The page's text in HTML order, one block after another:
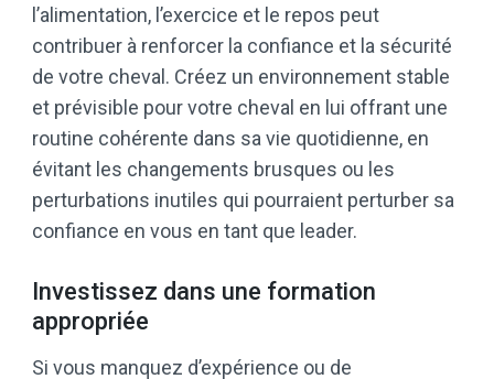
l’alimentation, l’exercice et le repos peut
contribuer à renforcer la confiance et la sécurité
de votre cheval. Créez un environnement stable
et prévisible pour votre cheval en lui offrant une
routine cohérente dans sa vie quotidienne, en
évitant les changements brusques ou les
perturbations inutiles qui pourraient perturber sa
confiance en vous en tant que leader.
Investissez dans une formation
appropriée
Si vous manquez d’expérience ou de